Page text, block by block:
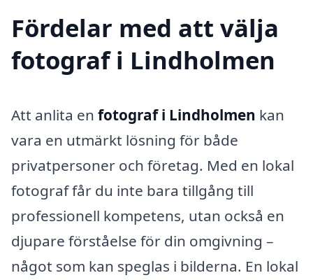
Fördelar med att välja
fotograf i Lindholmen
Att anlita en fotograf i Lindholmen kan
vara en utmärkt lösning för både
privatpersoner och företag. Med en lokal
fotograf får du inte bara tillgång till
professionell kompetens, utan också en
djupare förståelse för din omgivning –
något som kan speglas i bilderna. En lokal